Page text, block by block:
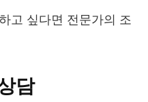
고 싶다면 전문가의 조
담